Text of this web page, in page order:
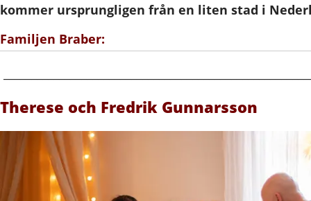
kommer ursprungligen från en liten stad i
Familjen Braber:
Therese och Fredrik Gunnarsson